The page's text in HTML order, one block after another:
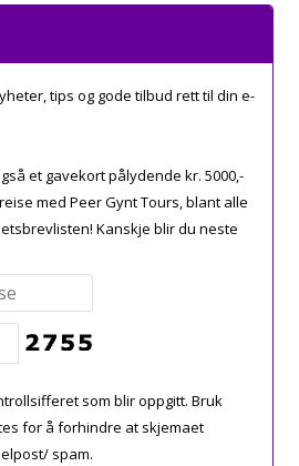
tips og gode tilbud rett til din e-
et gavekort pålydende kr. 5000,-
med Peer Gynt Tours, blant alle
Kanskje blir du neste
som blir oppgitt. Bruk
for å forhindre at skjemaet
spam.